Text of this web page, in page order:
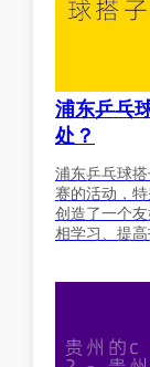
浦东乒乓
处？
浦东乒乓球
赛的活动，
创造了一个
相学习、提高